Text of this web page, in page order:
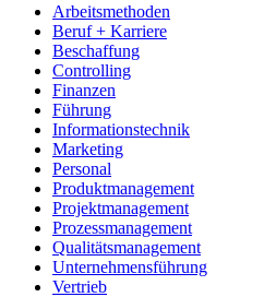
Arbeitsmethoden
Beruf + Karriere
Beschaffung
Controlling
Finanzen
Führung
Informationstechnik
Marketing
Personal
Produktmanagement
Projektmanagement
Prozessmanagement
Qualitätsmanagement
Unternehmensführung
Vertrieb